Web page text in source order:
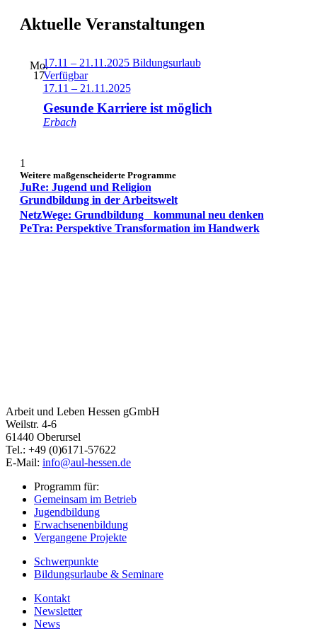
Aktuelle Veranstaltungen
Mo.
17
17.11 – 21.11.2025 Bildungsurlaub
Verfügbar
17.11 – 21.11.2025
Gesunde Karriere ist möglich
Erbach
1
Weitere maßgenscheiderte Programme
JuRe: Jugend und Religion
Grundbildung in der Arbeitswelt
NetzWege: Grundbildung kommunal neu denken
PeTra: Perspektive Transformation im Handwerk
Arbeit und Leben Hessen gGmbH
Weilstr. 4-6
61440 Oberursel
Tel.: +49 (0)6171-57622
E-Mail: info@aul-hessen.de
Programm für:
Gemeinsam im Betrieb
Jugendbildung
Erwachsenenbildung
Vergangene Projekte
Schwerpunkte
Bildungsurlaube & Seminare
Kontakt
Newsletter
News